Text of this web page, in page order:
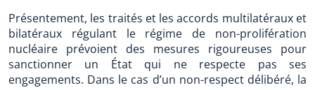
Présentement, les traités et les accords multilatéraux et
bilatéraux régulant le régime de non-prolifération
nucléaire prévoient des mesures rigoureuses pour
sanctionner un État qui ne respecte pas ses
engagements. Dans le cas d’un non-respect délibéré, la